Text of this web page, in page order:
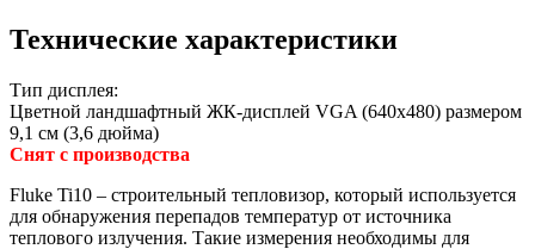
Технические характеристики
Тип дисплея:
Цветной ландшафтный ЖК-дисплей VGA (640x480) размером
9,1 см (3,6 дюйма)
Снят с производства
Fluke Ti10 – строительный тепловизор, который используется
для обнаружения перепадов температур от источника
теплового излучения. Такие измерения необходимы для